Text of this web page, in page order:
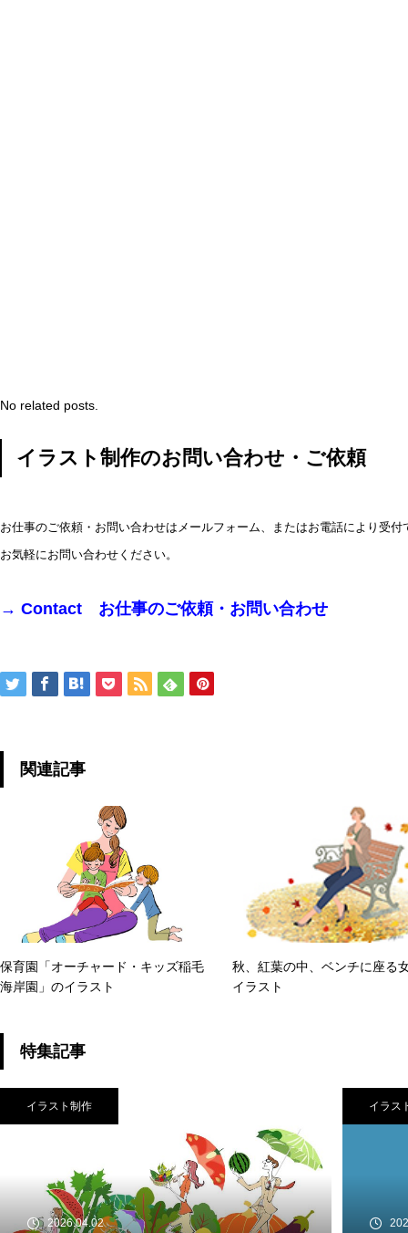
No related posts.
イラスト制作のお問い合わせ・ご依頼
お仕事のご依頼・お問い合わせはメールフォーム、またはお電話により受付
お気軽にお問い合わせください。
→ Contact お仕事のご依頼・お問い合わせ
関連記事
保育園「オーチャード・キッズ稲毛
海岸園」のイラスト
秋、紅葉の中、ベンチに座る
イラスト
特集記事
イラスト制作
2026.04.02
イラス